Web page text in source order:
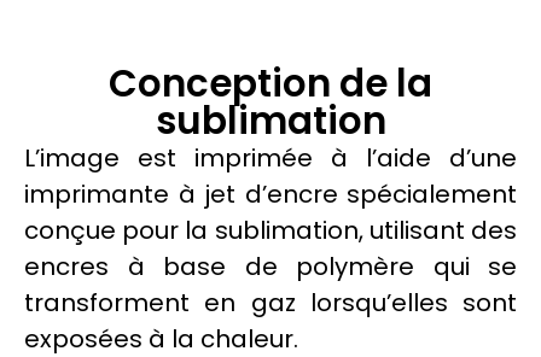
Conception de la
sublimation
L’image est imprimée à l’aide d’une
imprimante à jet d’encre spécialement
conçue pour la sublimation, utilisant des
encres à base de polymère qui se
transforment en gaz lorsqu’elles sont
exposées à la chaleur.